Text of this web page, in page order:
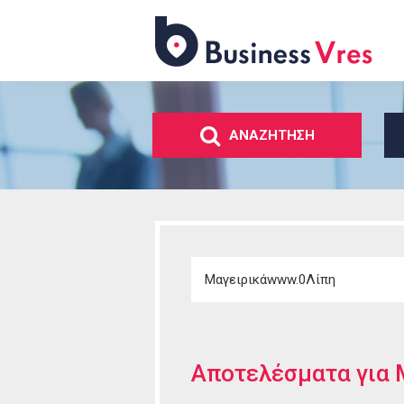
Business
Vres
ΑΝΑΖΗΤΗΣΗ
Αποτελέσματα για